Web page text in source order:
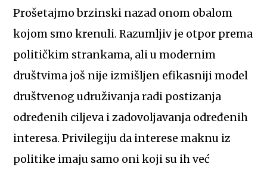
Prošetajmo brzinski nazad onom obalom
kojom smo krenuli. Razumljiv je otpor prema
političkim strankama, ali u modernim
društvima još nije izmišljen efikasniji model
društvenog udruživanja radi postizanja
određenih ciljeva i zadovoljavanja određenih
interesa. Privilegiju da interese maknu iz
politike imaju samo oni koji su ih već